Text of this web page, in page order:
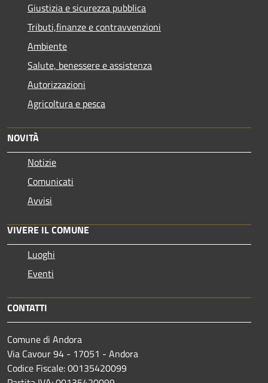
Giustizia e sicurezza pubblica
Tributi,finanze e contravvenzioni
Ambiente
Salute, benessere e assistenza
Autorizzazioni
Agricoltura e pesca
NOVITÀ
Notizie
Comunicati
Avvisi
VIVERE IL COMUNE
Luoghi
Eventi
CONTATTI
Comune di Andora
Via Cavour 94 - 17051 - Andora
Codice Fiscale: 00135420099